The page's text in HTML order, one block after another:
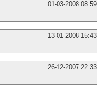
01-03-2008 08:59
13-01-2008 15:43
26-12-2007 22:33